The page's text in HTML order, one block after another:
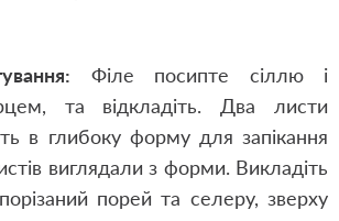
Філе посипте сіллю і
та відкладіть. Два листи
в глибоку форму для запікання
виглядали з форми. Викладіть
порей та селеру, зверху